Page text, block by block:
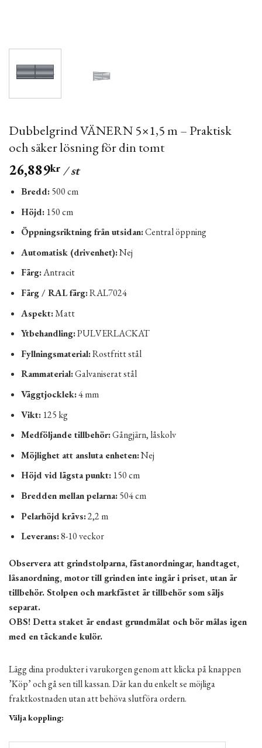
Dubbelgrind VÄNERN 5×1,5 m – Praktisk
och säker lösning för din tomt
26,889kr / st
Bredd:500 cm
Höjd:150 cm
Öppningsriktning från utsidan:Central öppning
Automatisk (drivenhet):Nej
Färg:Antracit
Färg / RAL färg:RAL7024
Aspekt:​​Matt
Ytbehandling:PULVERLACKAT
Fyllningsmaterial:Rostfritt stål
Rammaterial:Galvaniserat stål
Väggtjocklek:4 mm
Vikt:125 kg
Medföljande tillbehör:Gångjärn, låskolv
Möjlighet att ansluta enheten:Nej
Höjd vid lägsta punkt:150 cm
Bredden mellan pelarna:504 cm
Pelarhöjd krävs:2,2 m
Leverans:8-10 veckor
Observera att grindstolparna, fästanordningar, handtaget,
låsanordning, motor till grinden inte ingår i priset, utan är
tillbehör. Stolpen och markfästet är tillbehör som säljs
separat.
OBS! Detta staket är endast grundmålat och bör målas igen
med en täckande kulör.
Lägg dina produkter i varukorgen genom att klicka på knappen
’Köp’ och gå sen till kassan. Där kan du enkelt se möjliga
fraktkostnaden utan att behöva slutföra ordern.
Välja koppling: